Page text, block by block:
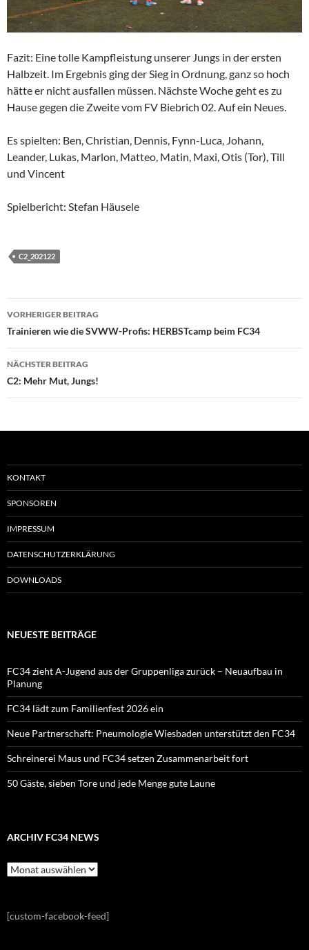
Fazit: Eine tolle Kampfleistung unserer Jungs in der ersten
Halbzeit. Im Ergebnis ging der Sieg in Ordnung, ganz so hoch
hätte er nicht ausfallen müssen. Nächste Woche geht es zu
Hause gegen die Zweite vom FV Biebrich 02. Auf ein Neues.
Es spielten: Ben, Christian, Dennis, Fynn-Luca, Johann,
Leander, Lukas, Marlon, Matteo, Matin, Maxi, Otis (Tor), Till
und Vincent
Spielbericht: Stefan Häusele
C2_202122
Beitragsnavigation
VORHERIGER BEITRAG
Trainieren wie die SVWW-Profis: HERBSTcamp beim FC34
NÄCHSTER BEITRAG
C2: Mehr Mut, Jungs!
KONTAKT
SPONSOREN
IMPRESSUM
DATENSCHUTZERKLÄRUNG
DOWNLOADS
NEUESTE BEITRÄGE
FC34 zieht A-Jugend aus der Gruppenliga zurück – Neuaufbau in
Planung
FC34 lädt zum Familienfest 2026 ein
Neue Partnerschaft: Pneumologie Wiesbaden unterstützt den FC34
Schreinerei Maus und FC34 setzen Zusammenarbeit fort
50 Gäste, sieben Tore und jede Menge gute Laune
ARCHIV FC34 NEWS
Archiv
FC34
[custom-facebook-feed]